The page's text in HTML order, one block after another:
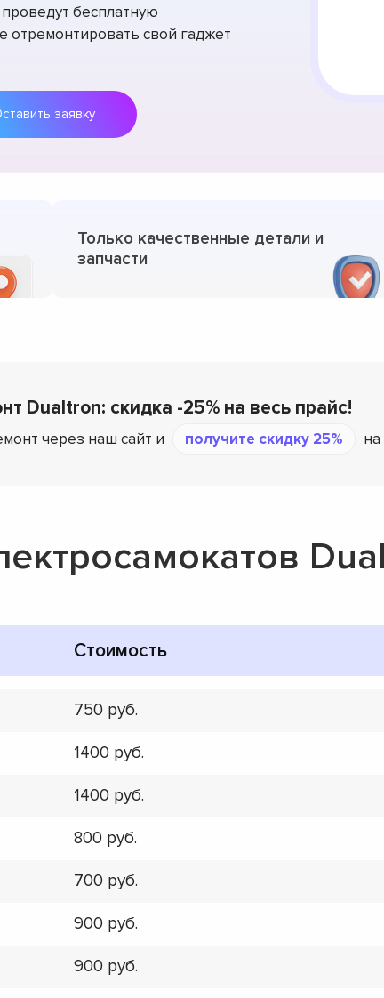
бесплатную
отремонтировать свой гаджет
Оставить заявку
Только качественные детали и
запчасти
Dualtron: скидка -25% на весь прайс!
через наш сайт и получите скидку 25%
на
Стоимость
750
1400
1400
800
700
900
900